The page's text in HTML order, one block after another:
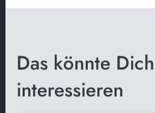
Das könnte
interessieren